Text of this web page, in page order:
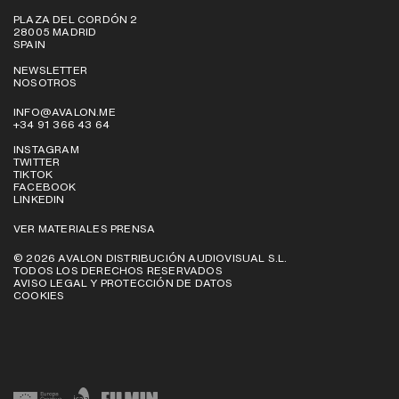
PLAZA DEL CORDÓN 2
28005 MADRID
SPAIN
NEWSLETTER
NOSOTROS
INFO@AVALON.ME
+34 91 366 43 64
INSTAGRAM
TWITTER
TIKTOK
FACEBOOK
LINKEDIN
VER MATERIALES PRENSA
© 2026 AVALON DISTRIBUCIÓN AUDIOVISUAL S.L.
TODOS LOS DERECHOS RESERVADOS
AVISO LEGAL Y PROTECCIÓN DE DATOS
COOKIES